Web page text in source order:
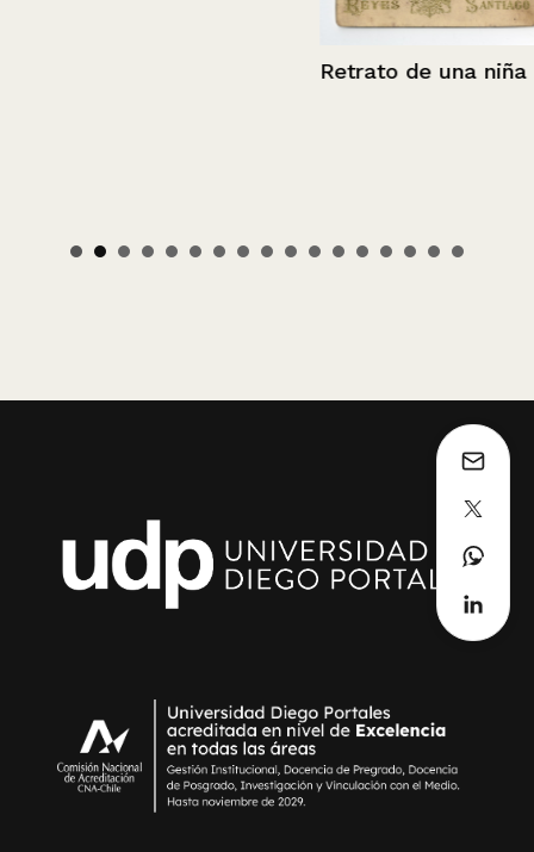
Retrato de una niña